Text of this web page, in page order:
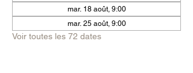
mar. 18 août, 9:00
mar. 25 août, 9:00
Voir toutes les 72 dates